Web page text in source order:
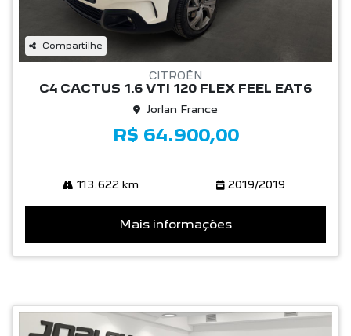
Compartilhe
CITROËN
C4 CACTUS 1.6 VTI 120 FLEX FEEL EAT6
Jorlan France
R$ 64.900,00
113.622 km 2019/2019
Mais informações